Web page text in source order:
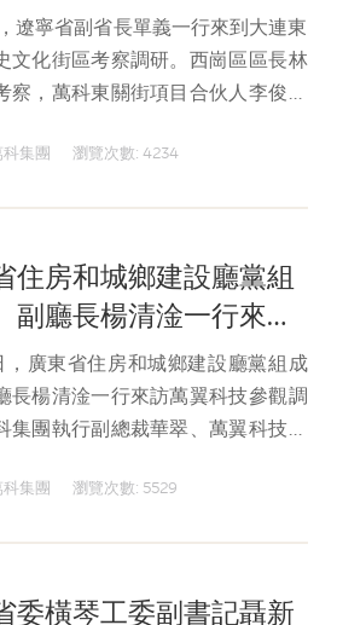
遼寧省副省長單義一行來到大連東
文化街區考察調研。西崗區區長林
察，萬科東關街項目合伙人李俊全
集團 瀏覽次數: 4234
住房和城鄉建設廳黨組
副廳長楊清淦一行來訪
技調研考察
，廣東省住房和城鄉建設廳黨組成
長楊清淦一行來訪萬翼科技參觀調
集團執行副總裁華翠、萬翼科技總
集團 瀏覽次數: 5529
委橫琴工委副書記聶新